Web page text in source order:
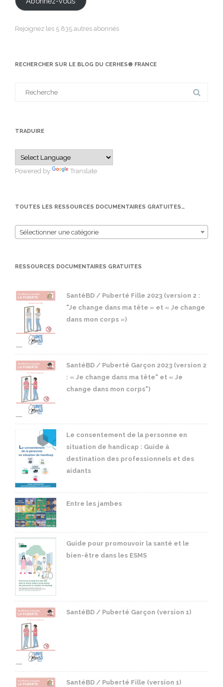
Rejoignez les 5 835 autres abonnés
RECHERCHER SUR LE BLOG DU CERHES® FRANCE
TRADUIRE
Powered by Translate
TOUTES LES RESSOURCES DOCUMENTAIRES GRATUITES…
Sélectionner une catégorie
RESSOURCES DOCUMENTAIRES GRATUITES
SantéBD / Puberté Fille 2023 (version 2 :
"Je change dans ma tête » et « Je change
dans mon corps »)
SantéBD / Puberté Garçon 2023 (version 2
: « Je change dans ma tête" et « Je
change dans mon corps")
Le consentement de la personne en
situation de handicap : Guide à
destination des professionnels et des
aidants
Entre les jambes
Guide pour promouvoir la santé et le
bien-être dans les ESMS
SantéBD / Puberté Garçon (version 1)
SantéBD / Puberté Fille (version 1)